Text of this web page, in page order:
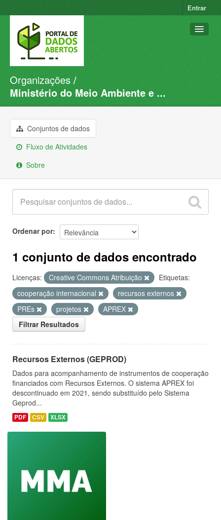
Entrar
Conjuntos de dados
Organizações
Sobre
Organizações
Ministério do Meio Ambiente e ...
Conjuntos de dados
Fluxo de Atividades
Sobre
Ordenar por
1 conjunto de dados encontrado
Licenças: Creative Commons Atribuição
Etiquetas:
cooperação internacional
recursos externos
PREs
projetos
APREX
Filtrar Resultados
Recursos Externos (GEPROD)
Dados para acompanhamento de instrumentos de cooperação
financiados com Recursos Externos. O sistema APREX foi
descontinuado em 2021, sendo substituído pelo Sistema
Geprod...
PDF CSV XLSX